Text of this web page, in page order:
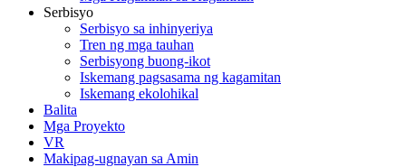
Serbisyo
Serbisyo sa inhinyeriya
Tren ng mga tauhan
Serbisyong buong-ikot
Iskemang pagsasama ng kagamitan
Iskemang ekolohikal
Balita
Mga Proyekto
VR
Makipag-ugnayan sa Amin